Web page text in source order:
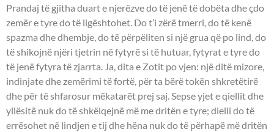
Prandaj të gjitha duart e njerëzve do të jenë të dobëta dhe çdo
zemër e tyre do të ligështohet. Do t’i zërë tmerri, do të kenë
spazma dhe dhembje, do të përpëliten si një grua që po lind, do
të shikojnë njëri tjetrin në fytyrë si të hutuar, fytyrat e tyre do
të jenë fytyra të zjarrta. Ja, dita e Zotit po vjen: një ditë mizore,
indinjate dhe zemërimi të fortë, për ta bërë tokën shkretëtirë
dhe për të shfarosur mëkatarët prej saj. Sepse yjet e qiellit dhe
yllësitë nuk do të shkëlqejnë më me dritën e tyre; dielli do të
errësohet në lindjen e tij dhe hëna nuk do të përhapë më dritën